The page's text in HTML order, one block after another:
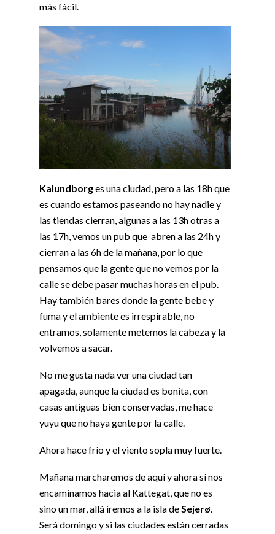
más fácil.
Kalundborges una ciudad, pero a las 18h que
es cuando estamos paseando no hay nadie y
las tiendas cierran, algunas a las 13h otras a
las 17h, vemos un pub que abren a las 24h y
cierran a las 6h de la mañana, por lo que
pensamos que la gente que no vemos por la
calle se debe pasar muchas horas en el pub.
Hay también bares donde la gente bebe y
fuma y el ambiente es irrespirable, no
entramos, solamente metemos la cabeza y la
volvemos a sacar.
No me gusta nada ver una ciudad tan
apagada, aunque la ciudad es bonita, con
casas antiguas bien conservadas, me hace
yuyu que no haya gente por la calle.
Ahora hace frío y el viento sopla muy fuerte.
Mañana marcharemos de aquí y ahora sí nos
encaminamos hacia al Kattegat, que no es
sino un mar, allá iremos a la isla de Sejerø
Será domingo y si las ciudades están cerradas